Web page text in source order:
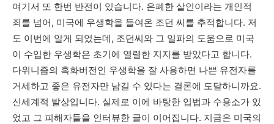
여기서 또 한번 반전이 있습니다. 은폐한 살인이라는 개인적
죄를 넘어, 미국에 우생학을 들여온 조던 씨를 추적합니다. 저
도 이번에 알게 되었는데, 조던씨와 그 일파의 도움으로 미국
이 수입한 우생학은 초기에 열렬한 지지를 받았다고 합니다.
다위니즘의 흑화버전인 우생학을 잘 사용하면 나쁜 유전자를
거세하고 좋은 유전자만 남길 수 있다는 결론에 도달하니까요.
신세계적 발상입니다. 실제로 이에 바탕한 입법과 수용소가 있
었고 그 피해자들을 인터뷰한 글이 이어집니다. 지금은 미국의